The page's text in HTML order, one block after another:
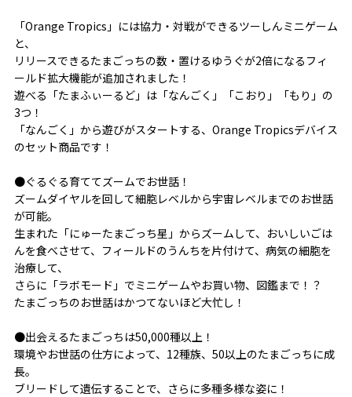
「Orange Tropics」には協力・対戦ができるツーしんミニゲーム
と、
リリースできるたまごっちの数・置けるゆうぐが2倍になるフィ
ールド拡大機能が追加されました！
遊べる「たまふぃーるど」は「なんごく」「こおり」「もり」の
3つ！
「なんごく」から遊びがスタートする、Orange Tropicsデバイス
のセット商品です！
●ぐるぐる育ててズームでお世話！
ズームダイヤルを回して細胞レベルから宇宙レベルまでのお世話
が可能。
生まれた「にゅーたまごっち星」からズームして、おいしいごは
んを食べさせて、フィールドのうんちを片付けて、病気の細胞を
治療して、
さらに「ラボモード」でミニゲームやお買い物、図鑑まで！？
たまごっちのお世話はかつてないほど大忙し！
●出会えるたまごっちは50,000種以上！
環境やお世話の仕方によって、12種族、50以上のたまごっちに成
長。
ブリードして遺伝することで、さらに多種多様な姿に！